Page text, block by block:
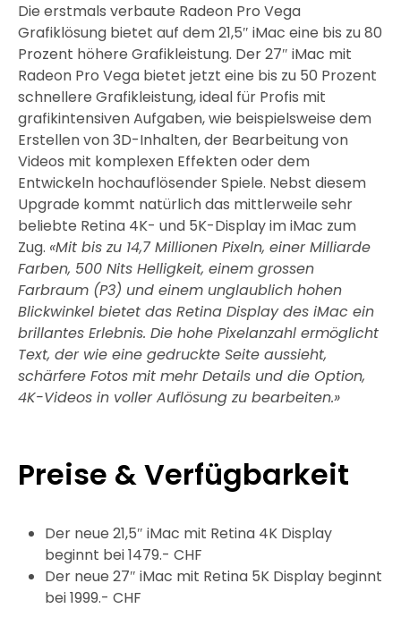
Die erstmals verbaute Radeon Pro Vega
Grafiklösung bietet auf dem 21,5″ iMac eine bis zu 80
Prozent höhere Grafikleistung. Der 27″ iMac mit
Radeon Pro Vega bietet jetzt eine bis zu 50 Prozent
schnellere Grafikleistung, ideal für Profis mit
grafikintensiven Aufgaben, wie beispielsweise dem
Erstellen von 3D-Inhalten, der Bearbeitung von
Videos mit komplexen Effekten oder dem
Entwickeln hochauflösender Spiele. Nebst diesem
Upgrade kommt natürlich das mittlerweile sehr
beliebte Retina 4K- und 5K-Display im iMac zum
Zug. «Mit bis zu 14,7 Millionen Pixeln, einer Milliarde
Farben, 500 Nits Helligkeit, einem grossen
Farbraum (P3) und einem unglaublich hohen
Blickwinkel bietet das Retina Display des iMac ein
brillantes Erlebnis. Die hohe Pixelanzahl ermöglicht
Text, der wie eine gedruckte Seite aussieht,
schärfere Fotos mit mehr Details und die Option,
4K-Videos in voller Auflösung zu bearbeiten.»
Preise & Verfügbarkeit
Der neue 21,5″ iMac mit Retina 4K Display
beginnt bei 1479.- CHF
Der neue 27″ iMac mit Retina 5K Display beginnt
bei 1999.- CHF